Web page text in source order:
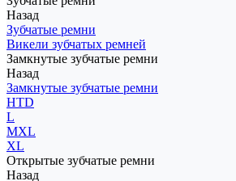
Назад
Зубчатые ремни
Викели зубчатых ремней
Замкнутые зубчатые ремни
Назад
Замкнутые зубчатые ремни
HTD
L
MXL
XL
Открытые зубчатые ремни
Назад